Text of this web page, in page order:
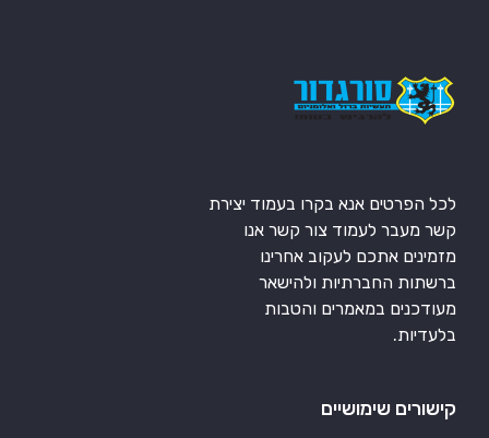
לכל הפרטים אנא בקרו בעמוד יצירת
קשר מעבר לעמוד צור קשר אנו
מזמינים אתכם לעקוב אחרינו
ברשתות החברתיות ולהישאר
מעודכנים במאמרים והטבות
בלעדיות.
קישורים שימושיים